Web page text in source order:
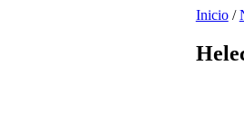
Inicio/